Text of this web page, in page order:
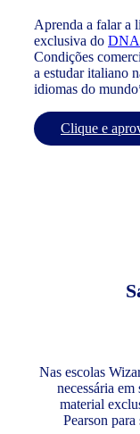
Aprenda a falar a
exclusiva do DNA
Condições
a estudar italiano
idiomas do
Clique e
Nas escolas
necessária em
material
Pearson